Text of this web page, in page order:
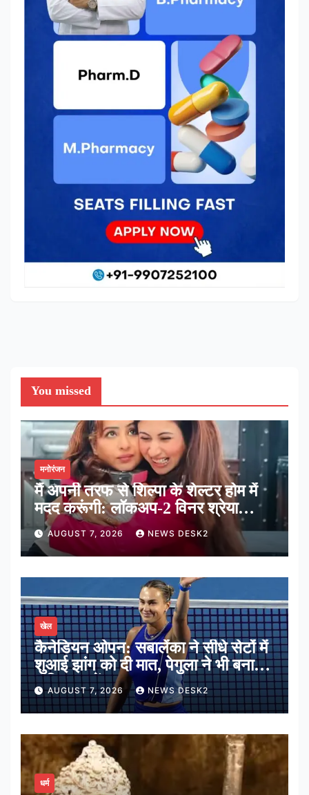
You missed
मनोरंजन
मैं अपनी तरफ से शिल्पा के शेल्टर होम में
मदद करूंगी: लॉकअप-2 विनर श्रेया
कालरा
AUGUST 7, 2026 NEWS DESK2
खेल
कैनेडियन ओपन: सबालेंका ने सीधे सेटों में
शुआई झांग को दी मात, पेगुला ने भी बनाई
अंतिम 16 में जगह
AUGUST 7, 2026 NEWS DESK2
धर्म